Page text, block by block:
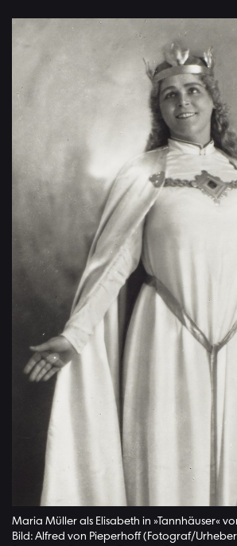
Maria Müller als Elisabeth in »Tannhäuser«
Bild: Alfred von Pieperhoff (Fotograf/